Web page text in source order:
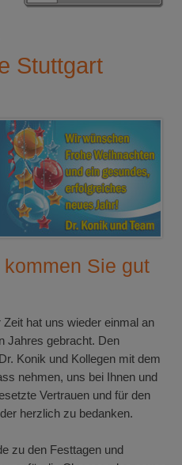
Stuttgart
Sie gut
hat uns wieder einmal an
Jahres gebracht. Den
Konik und Kollegen mit dem
nehmen, uns bei Ihnen und
Vertrauen und für den
herzlich zu bedanken.
zu den Festtagen und